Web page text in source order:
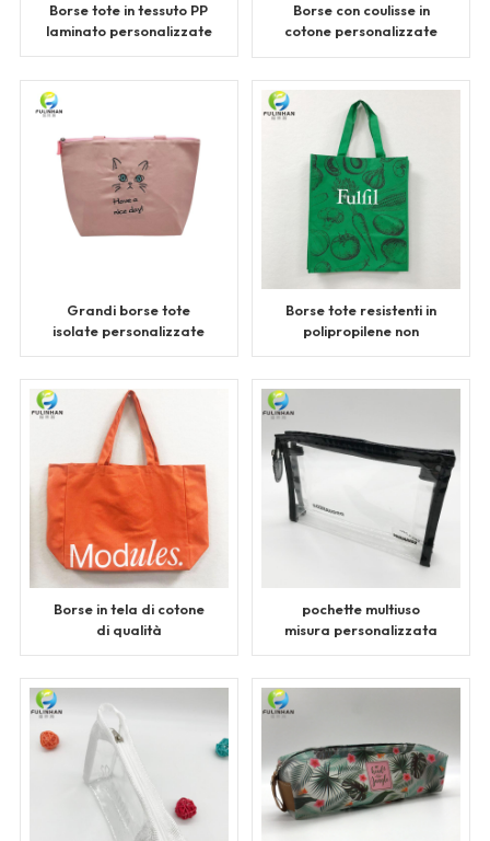
Borse tote in tessuto PP
laminato personalizzate
Borse con coulisse in
cotone personalizzate
Grandi borse tote
isolate personalizzate
Borse tote resistenti in
polipropilene non
Borse in tela di cotone
di qualità
pochette multiuso
misura personalizzata